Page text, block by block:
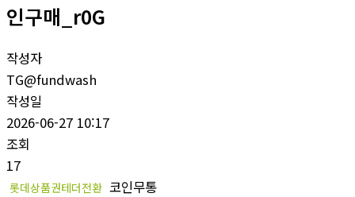
인구매_r0G
작성자
TG@fundwash
작성일
2026-06-27 10:17
조회
17
롯데상품권테더전환 코인무통